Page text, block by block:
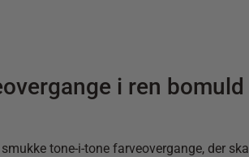
i ren bomuld
tone-i-tone farveovergange, der